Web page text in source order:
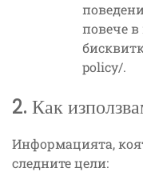
повече
policy/.
2. Как
Информацията,
следните цели: